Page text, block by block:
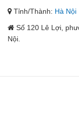
Tỉnh/Thành: Hà Nội
Số 120 Lê Lợi,
Nội.